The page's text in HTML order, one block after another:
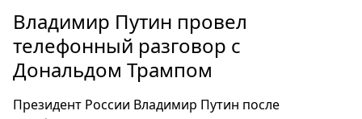
Россия
Мир
Здоровье
Туризм
Владимир Путин провел
телефонный разговор с
Дональдом Трампом
Президент России Владимир Путин после